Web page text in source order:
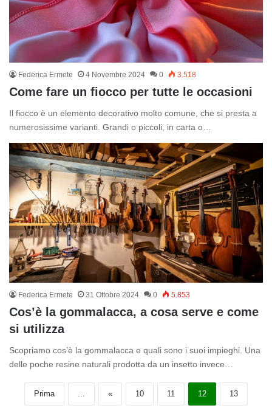
Federica Ermete 4 Novembre 2024 0 3.518
Come fare un fiocco per tutte le occasioni
Il fiocco è un elemento decorativo molto comune, che si presta a
numerosissime varianti. Grandi o piccoli, in carta o…
Federica Ermete 31 Ottobre 2024 0 5.853
Cos’è la gommalacca, a cosa serve e come
si utilizza
Scopriamo cos’è la gommalacca e quali sono i suoi impieghi. Una
delle poche resine naturali prodotta da un insetto invece…
Prima « 10 11 12 13